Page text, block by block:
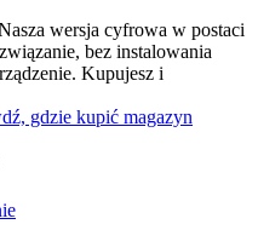
wersja cyfrowa w postaci
bez instalowania
Kupujesz i
gdzie kupić magazyn